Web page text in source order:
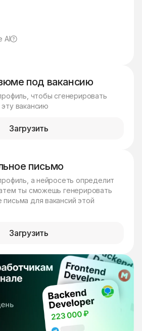
под вакансию
чтобы сгенерировать
вакансию
Загрузить
письмо
а нейросеть определит
ты сможешь генерировать
для вакансий этой
Загрузить
AI